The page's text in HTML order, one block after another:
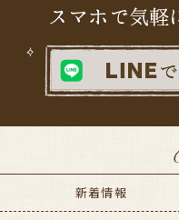
新着情報